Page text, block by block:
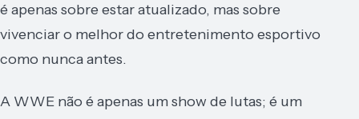
é apenas sobre estar atualizado, mas sobre
vivenciar o melhor do entretenimento esportivo
como nunca antes.
A WWE não é apenas um show de lutas; é um